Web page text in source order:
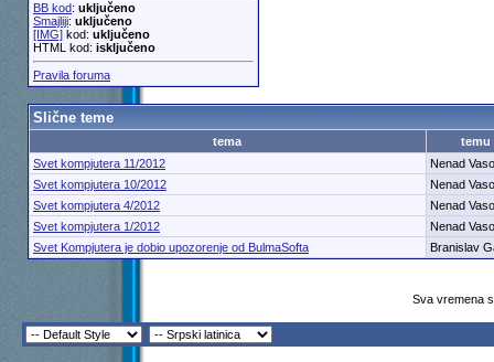
BB kod: uključeno
Smajliji: uključeno
[IMG]kod: uključeno
HTML kod: isključeno
Pravila foruma
Slične teme
tema
temu
Svet kompjutera 11/2012
Nenad
Svet kompjutera 10/2012
Nenad
Svet kompjutera 4/2012
Nenad
Svet kompjutera 1/2012
Nenad
Svet Kompjutera je dobio upozorenje od BulmaSofta
Branislav
Sva vremena